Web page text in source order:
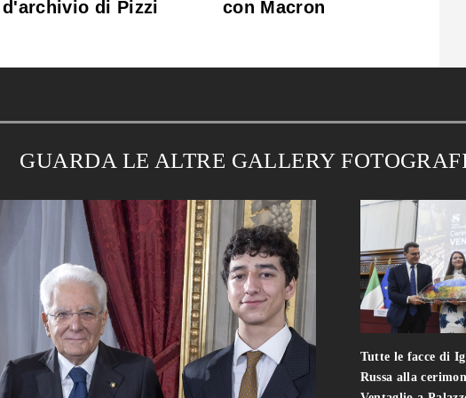
d'archivio di Pizzi
con Macron
GUARDA LE ALTRE GALLERY
Tutte le facce di
Russa alla